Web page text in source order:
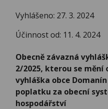
Vyhlášeno: 27. 3. 2024
Účinnost od: 11. 4. 2024
Obecně závazná
2/2025, kterou se mění
vyhláška obce
poplatku za obecní
hospodářství